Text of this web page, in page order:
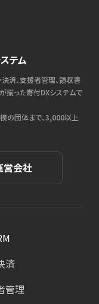
テム
済、支援者管理、領収書
揃った寄付DXシステムで
の団体まで、3,000以上
営会社
済
管理